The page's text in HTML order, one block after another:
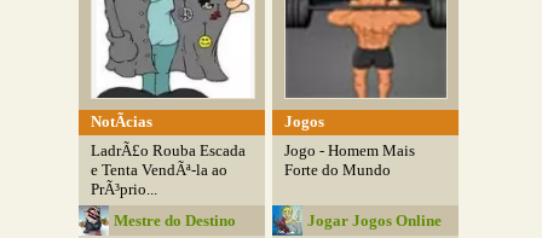
NotÃ­cias
LadrÃ£o Rouba Escada
e Tenta VendÃª-la ao
PrÃ³prio...
Mestre do Destino
Jogos
Jogo - Homem Mais
Forte do Mundo
Jogar Jogos Online